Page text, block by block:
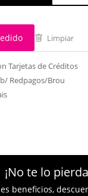
Limpiar
Tarjetas de Créditos
Redpagos/Brou
¡No te lo
beneficios,